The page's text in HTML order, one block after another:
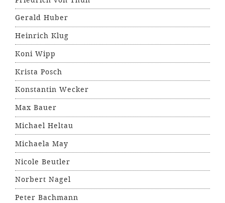
Gerald Huber
Heinrich Klug
Koni Wipp
Krista Posch
Konstantin Wecker
Max Bauer
Michael Heltau
Michaela May
Nicole Beutler
Norbert Nagel
Peter Bachmann